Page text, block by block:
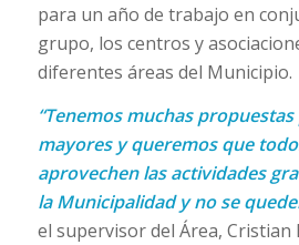
para un año de trabajo en
grupo, los centros y
diferentes áreas del Municipio.
“Tenemos muchas
mayores y queremos que
aprovechen las actividades
la Municipalidad y no se
el supervisor del Área, Cristian